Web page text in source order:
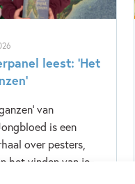
leest: ‘Het
van
is een
over pesters,
het vinden van je